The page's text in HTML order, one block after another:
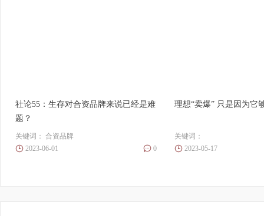
社论55：生存对合资品牌来说已经是难
题？
关键词： 合资品牌
2023-06-01
0
理想“卖爆” 只是因为它
关键词：
2023-05-17